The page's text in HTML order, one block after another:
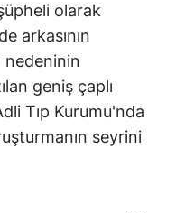
olarak
arkasının
nedeninin
geniş çaplı
Tıp Kurumu'nda
seyrini